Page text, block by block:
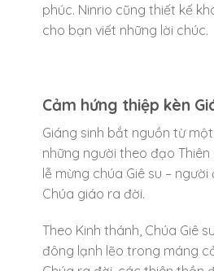
phúc. Ninrio cũng thiết kế
cho bạn viết những lời chúc.
Cảm hứng thiệp kèn
Giáng sinh bắt nguồn từ
những người theo đạo
lễ mừng chúa Giê su –
Chúa giáo ra đời.
Theo Kinh thánh, Chúa Giê
đông lạnh lẽo trong máng